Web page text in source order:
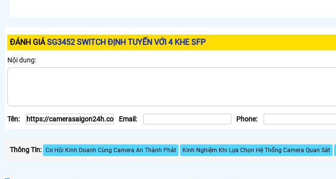
ĐÁNH GIÁSG3452 SWITCH ĐỊNH TUYẾN VỚI 4 KHE SFP
Nội dung:
Tên: Email: Phone:
Thông Tin: Cơ Hội Kinh Doanh Cùng Camera An Thành Phát Kinh Nghiệm Khi Lựa Chọn Hệ Thống Camera Quan Sát